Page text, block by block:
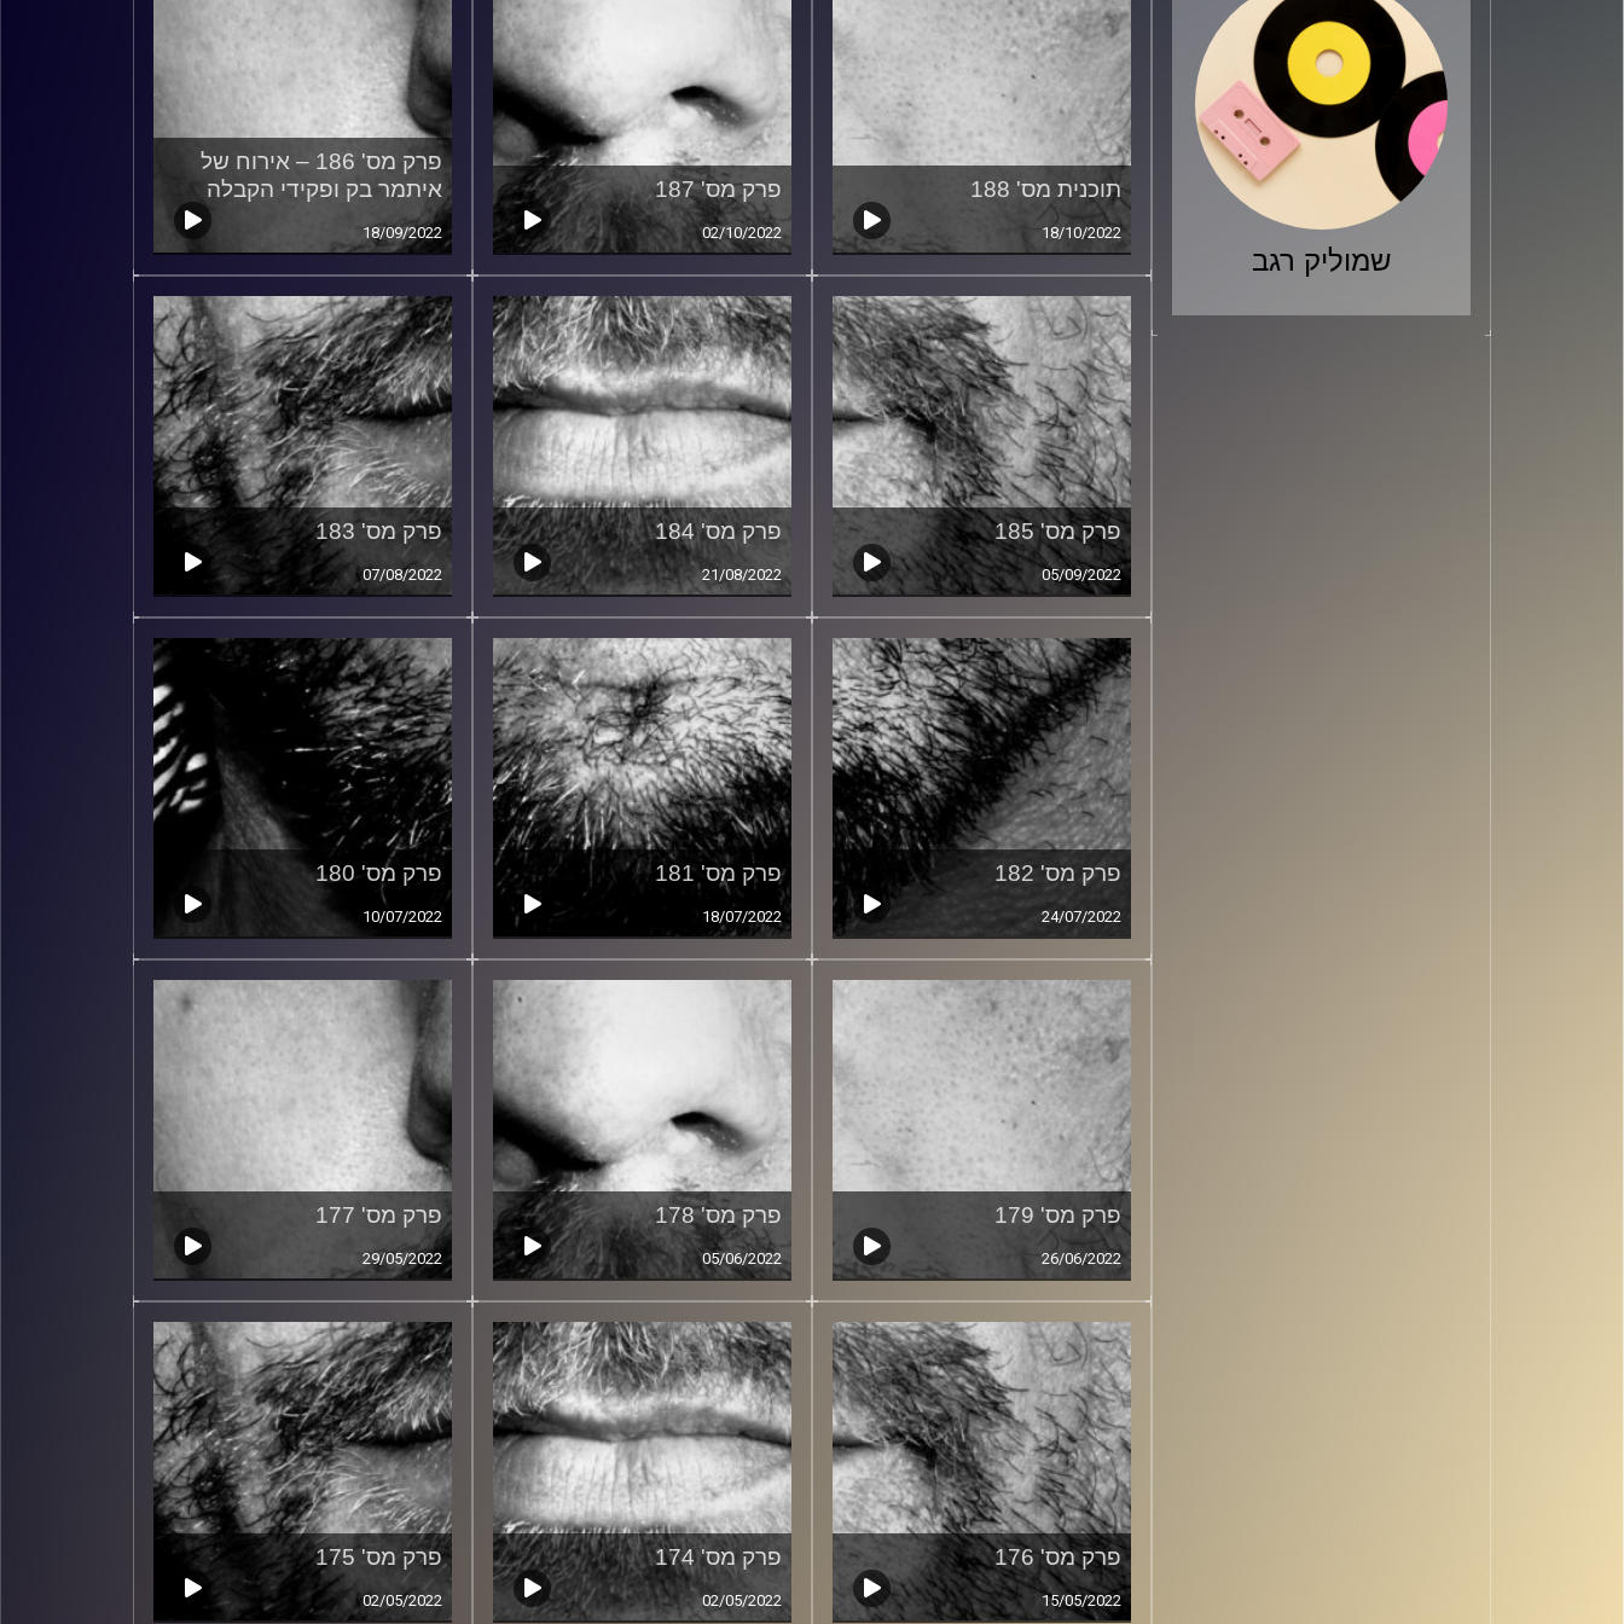
שמוליק רגב
תוכנית מס' 188
18/10/2022
פרק מס' 187
02/10/2022
פרק מס' 186 – אירוח של
איתמר בק ופקידי הקבלה
18/09/2022
פרק מס' 185
05/09/2022
פרק מס' 184
21/08/2022
פרק מס' 183
07/08/2022
פרק מס' 182
24/07/2022
פרק מס' 181
18/07/2022
פרק מס' 180
10/07/2022
פרק מס' 179
26/06/2022
פרק מס' 178
05/06/2022
פרק מס' 177
29/05/2022
פרק מס' 176
15/05/2022
פרק מס' 174
02/05/2022
פרק מס' 175
02/05/2022